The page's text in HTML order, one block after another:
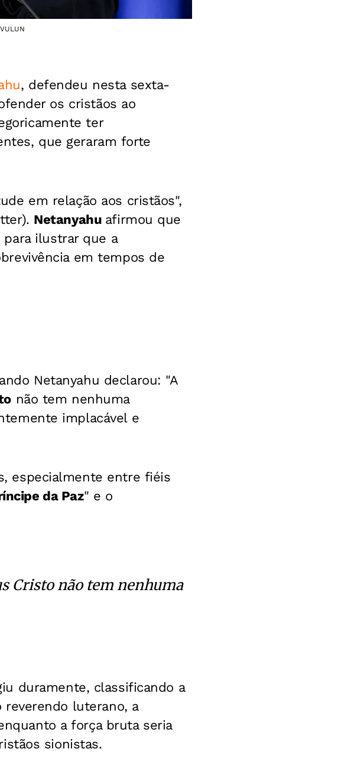
, defendeu nesta sexta-
os cristãos ao
ter
que geraram forte
em relação aos cristãos",
Netanyahu afirmou que
para ilustrar que a
em tempos de
Netanyahu declarou: "A
não tem nenhuma
implacável e
especialmente entre fiéis
da Paz" e o
Cristo não tem nenhuma
duramente, classificando a
reverendo luterano, a
a força bruta seria
sionistas.